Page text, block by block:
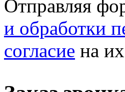
Отправляя
и обработки
согласие на